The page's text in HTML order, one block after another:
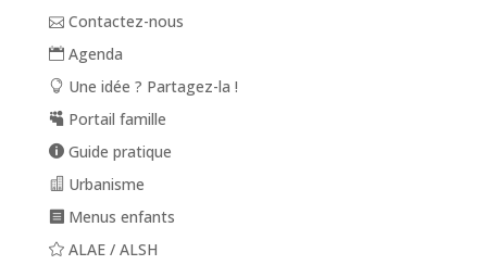
Contactez-nous
Agenda
Une idée ? Partagez-la !
Portail famille
Guide pratique
Urbanisme
Menus enfants
ALAE / ALSH